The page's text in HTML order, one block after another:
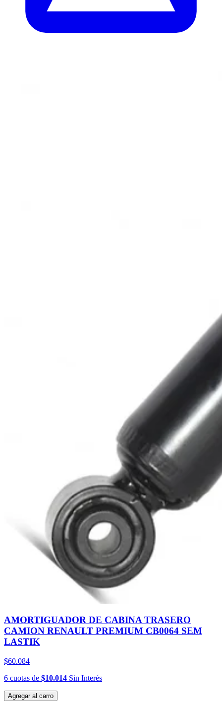
AMORTIGUADOR DE CABINA TRASERO
CAMION RENAULT PREMIUM CB0064 SEM
LASTIK
$60.084
6 cuotas de $10.014 Sin Interés
Agregar al carro